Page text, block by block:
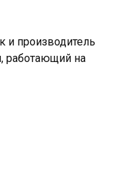
и производитель
работающий на